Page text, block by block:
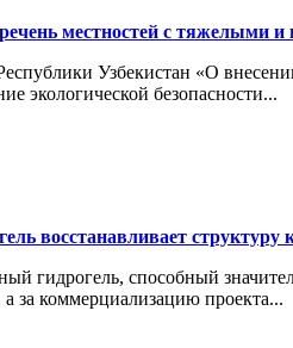
местностей с тяжелыми
Узбекистан «О
экологической безопасности...
восстанавливает структуру
гидрогель, способный
за коммерциализацию проекта...